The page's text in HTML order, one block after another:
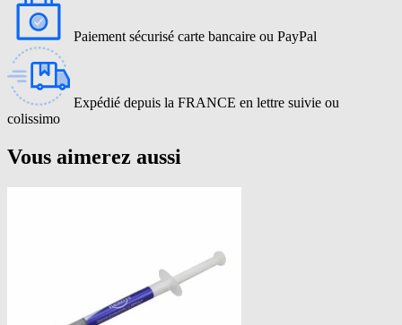
Paiement sécurisé carte bancaire ou PayPal
Expédié depuis la FRANCE en lettre suivie ou
colissimo
Vous aimerez aussi